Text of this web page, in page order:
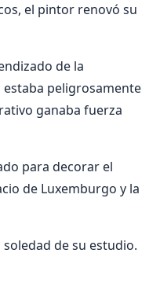
el pintor renovó su
de la
peligrosamente
ganaba fuerza
para decorar el
de Luxemburgo y la
de su estudio.